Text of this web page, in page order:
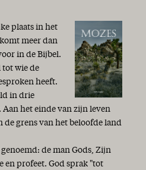
plaats in het
meer dan
in de Bijbel.
tot wie de
heeft.
in drie
het einde van zijn leven
grens van het beloofde land
de man Gods, Zijn
en profeet. God sprak "tot